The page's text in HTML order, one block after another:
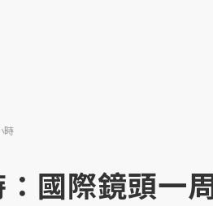
時
國際鏡頭一